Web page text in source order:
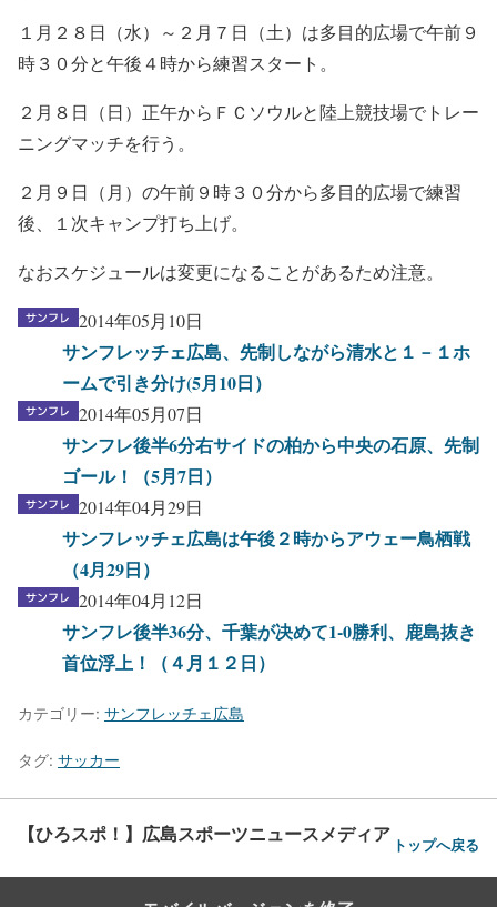
１月２８日（水）～２月７日（土）は多目的広場で午前９
時３０分と午後４時から練習スタート。
２月８日（日）正午からＦＣソウルと陸上競技場でトレー
ニングマッチを行う。
２月９日（月）の午前９時３０分から多目的広場で練習
後、１次キャンプ打ち上げ。
なおスケジュールは変更になることがあるため注意。
2014年05月10日
サンフレッチェ広島、先制しながら清水と１－１ホ
ームで引き分け(5月10日）
2014年05月07日
サンフレ後半6分右サイドの柏から中央の石原、先制
ゴール！（5月7日）
2014年04月29日
サンフレッチェ広島は午後２時からアウェー鳥栖戦
（4月29日）
2014年04月12日
サンフレ後半36分、千葉が决めて1-0勝利、鹿島抜き
首位浮上！（４月１２日）
カテゴリー: サンフレッチェ広島
タグ: サッカー
【ひろスポ！】広島スポーツニュースメディア トップへ戻る